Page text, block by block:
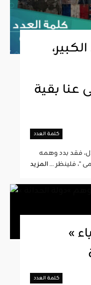
عنا بقية
كلمة العدد
"، فلينظر ...
« حين يفضح الكهرباء
كلمة العدد